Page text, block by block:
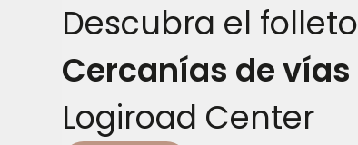
Descubra el folleto
Cercanías de vías
Logiroad Center